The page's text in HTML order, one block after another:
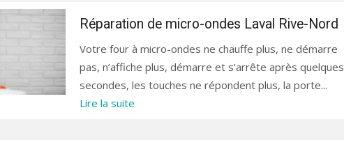
Réparation de micro-ondes Laval Rive-Nord
Votre four à micro-ondes ne chauffe plus, ne démarre
pas, n’affiche plus, démarre et s’arrête après quelques
secondes, les touches ne répondent plus, la porte...
Lire la suite